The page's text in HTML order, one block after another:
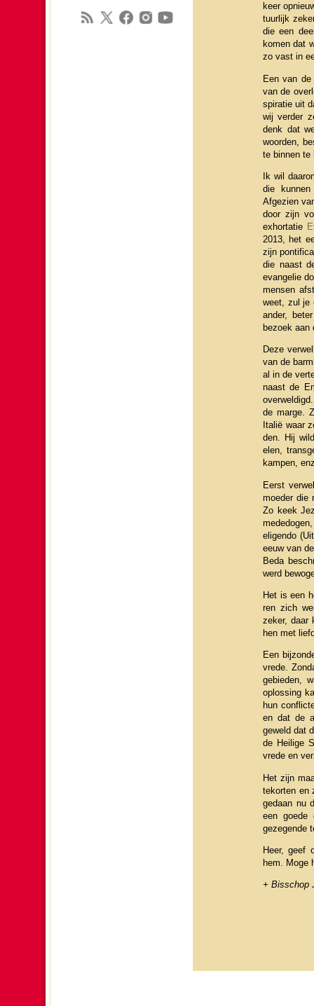
keer
tuur­lijk
die een
komen dat
zo vast in
Een van
van de
spi­ra­tie uit
wij ver­der
denk dat
woor­den,
te binnen te
Ik wil
die
Afgezien
door zijn
exhor­ta­tie
2013, het
zijn
die naast
evan­ge­lie
mensen
weet, zul je
ander,
bezoek aan
Deze
van de
al in de
naast de
de marge.
Italië waar
den. Hij
elen,
kampen,
Eerst
moe­der die
Zo keek
eligendo
eeuw van
Beda
werd
Het is een
ren zich
zeker, daar
hen met
Een
vrede.
ge­bie­den,
oplos­sing
hun
en dat de
geweld dat
de Heilige
vrede en
Het zijn
tekorten en
gedaan nu
een goede
gezegende
Heer, geef
hem. Moge
+ Bis­schop